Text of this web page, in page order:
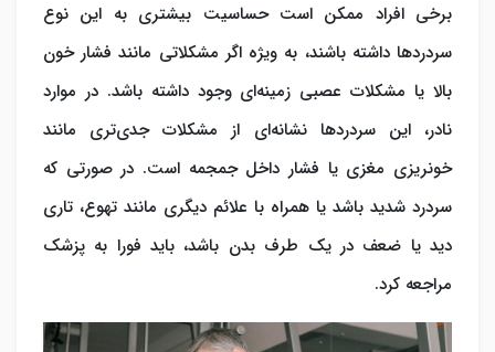
برخی افراد ممکن است حساسیت بیشتری به این نوع
سردردها داشته باشند، به ویژه اگر مشکلاتی مانند فشار خون
بالا یا مشکلات عصبی زمینه‌ای وجود داشته باشد. در موارد
نادر، این سردردها نشانه‌ای از مشکلات جدی‌تری مانند
خونریزی مغزی یا فشار داخل جمجمه است. در صورتی که
سردرد شدید باشد یا همراه با علائم دیگری مانند تهوع، تاری
دید یا ضعف در یک طرف بدن باشد، باید فورا به پزشک
مراجعه کرد.